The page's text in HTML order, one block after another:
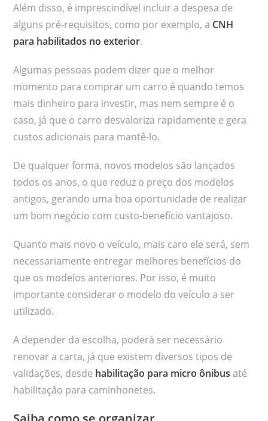
Além disso, é imprescindível incluir a despesa de
alguns pré-requisitos, como por exemplo, a CNH
para habilitados no exterior.
Algumas pessoas podem dizer que o melhor
momento para comprar um carro é quando temos
mais dinheiro para investir, mas nem sempre é o
caso, já que o carro desvaloriza rapidamente e gera
custos adicionais para mantê-lo.
De qualquer forma, novos modelos são lançados
todos os anos, o que reduz o preço dos modelos
antigos, gerando uma boa oportunidade de realizar
um bom negócio com custo-benefício vantajoso.
Quanto mais novo o veículo, mais caro ele será, sem
necessariamente entregar melhores benefícios do
que os modelos anteriores. Por isso, é muito
importante considerar o modelo do veículo a ser
utilizado.
A depender da escolha, poderá ser necessário
renovar a carta, já que existem diversos tipos de
validações, desde habilitação para micro ônibus até
habilitação para caminhonetes.